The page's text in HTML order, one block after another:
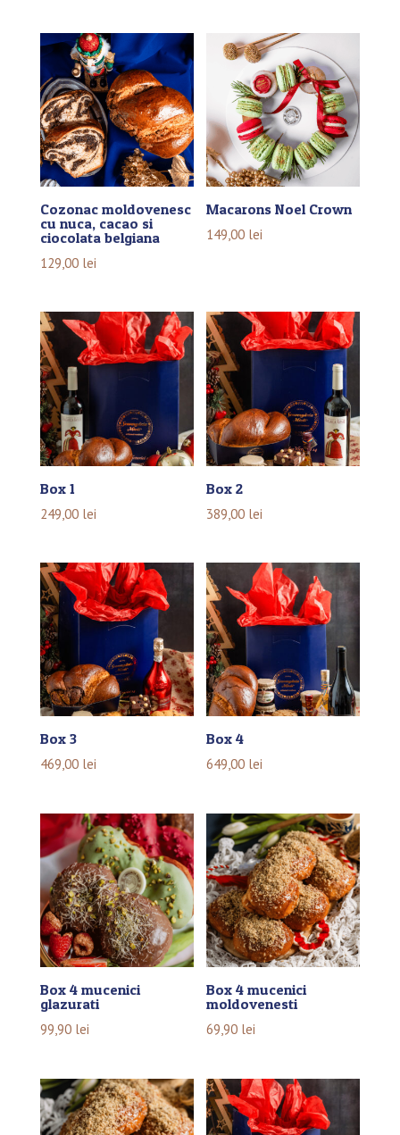
Cozonac moldovenesc
cu nuca, cacao si
ciocolata belgiana
129,00 lei
Macarons Noel Crown
149,00 lei
Box 1
249,00 lei
Box 2
389,00 lei
Box 3
469,00 lei
Box 4
649,00 lei
Box 4 mucenici
glazurati
99,90 lei
Box 4 mucenici
moldovenesti
69,90 lei